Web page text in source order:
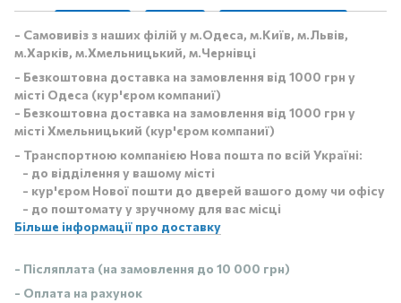
- Самовивіз з наших філій у м.Одеса, м.Київ, м.Львів,
м.Харків, м.Хмельницький, м.Чернівці
- Безкоштовна доставка на замовлення від 1000 грн у
місті Одеса (кур'єром компаниї)
- Безкоштовна доставка на замовлення від 1000 грн у
місті Хмельницький (кур'єром компаниї)
- Транспортною компанією Нова пошта по всій Україні:
- до відділення у вашому місті
- кур'єром Нової пошти до дверей вашого дому чи офісу
- до поштомату у зручному для вас місці
Більше інформації про доставку
- Післяплата (на замовлення до 10 000 грн)
- Оплата на рахунок